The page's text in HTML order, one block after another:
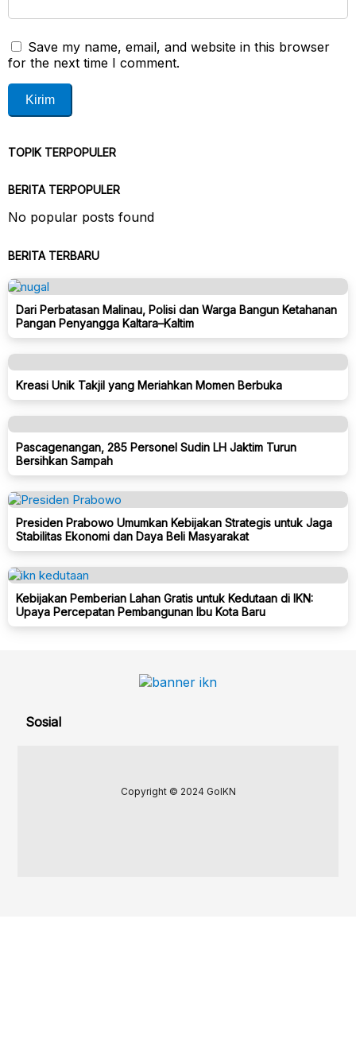
Save my name, email, and website in this browser
for the next time I comment.
TOPIK TERPOPULER
BERITA TERPOPULER
No popular posts found
BERITA TERBARU
Dari Perbatasan Malinau, Polisi dan Warga Bangun Ketahanan
Pangan Penyangga Kaltara–Kaltim
Kreasi Unik Takjil yang Meriahkan Momen Berbuka
Pascagenangan, 285 Personel Sudin LH Jaktim Turun
Bersihkan Sampah
Presiden Prabowo Umumkan Kebijakan Strategis untuk Jaga
Stabilitas Ekonomi dan Daya Beli Masyarakat
Kebijakan Pemberian Lahan Gratis untuk Kedutaan di IKN:
Upaya Percepatan Pembangunan Ibu Kota Baru
Sosial
Copyright © 2024 GoIKN